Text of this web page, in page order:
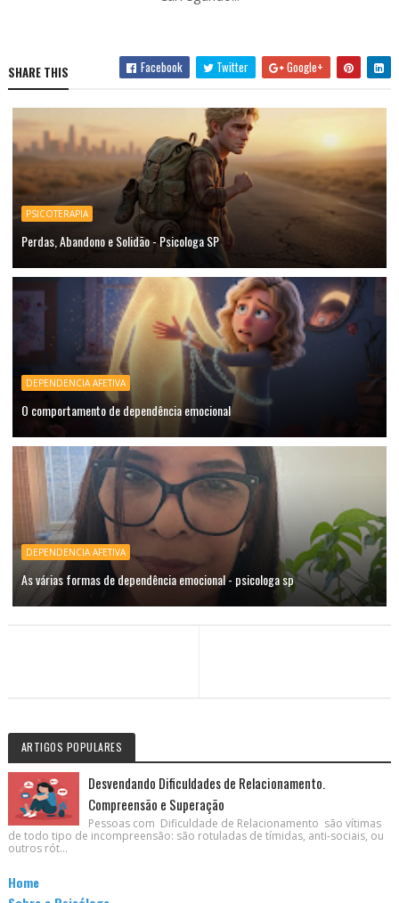
SHARE THIS Facebook Twitter Google+
PSICOTERAPIA
Perdas, Abandono e Solidão - Psicologa SP
DEPENDENCIA AFETIVA
O comportamento de dependência emocional
DEPENDENCIA AFETIVA
As várias formas de dependência emocional - psicologa sp
ARTIGOS POPULARES
Desvendando Dificuldades de Relacionamento.
Compreensão e Superação
Pessoas com Dificuldade de Relacionamento são vítimas
de todo tipo de incompreensão: são rotuladas de tímidas, anti-sociais, ou
outros rót...
Home